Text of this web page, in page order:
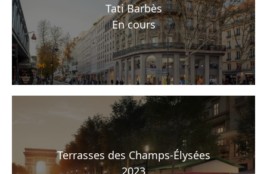
Tati Barbès
En cours
Terrasses des Champs-Élysées